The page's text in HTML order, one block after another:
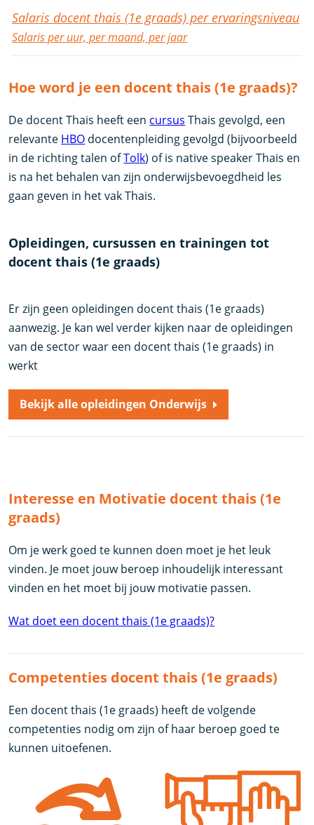
Salaris docent thais (1e graads) per ervaringsniveau
Salaris per uur, per maand, per jaar
Hoe word je een docent thais (1e graads)?
De docent Thais heeft een cursus Thais gevolgd, een
relevante HBO docentenpleiding gevolgd (bijvoorbeeld
in de richting talen ofTolk) of is native speaker Thais en
is na het behalen van zijn onderwijsbevoegdheid les
gaan geven in het vak Thais.
Opleidingen, cursussen en trainingen tot
docent thais (1e graads)
Er zijn geen opleidingen docent thais (1e graads)
aanwezig. Je kan wel verder kijken naar de opleidingen
van de sector waar een docent thais (1e graads) in
werkt
Bekijk alle opleidingen Onderwijs
Interesse en Motivatie docent thais (1e
graads)
Om je werk goed te kunnen doen moet je het leuk
vinden. Je moet jouw beroep inhoudelijk interessant
vinden en het moet bij jouw motivatie passen.
Wat doet een docent thais (1e graads)?
Competenties docent thais (1e graads)
Een docent thais (1e graads) heeft de volgende
competenties nodig om zijn of haar beroep goed te
kunnen uitoefenen.